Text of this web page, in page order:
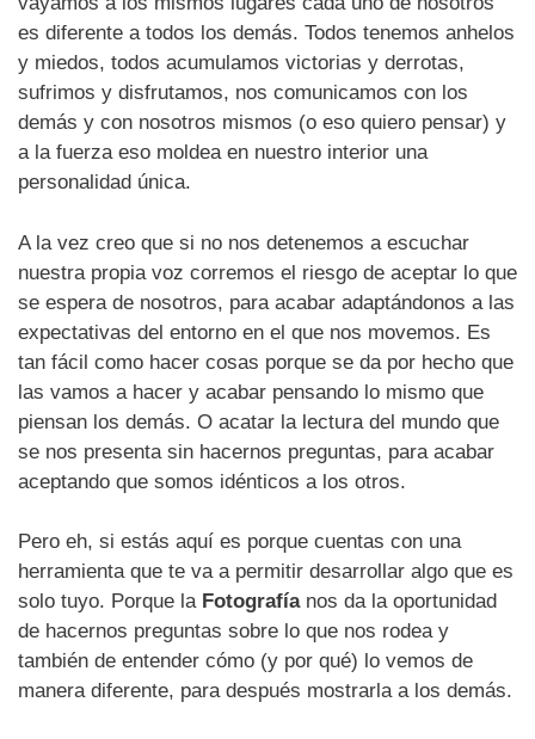
es diferente a todos los demás. Todos tenemos anhelos
y miedos, todos acumulamos victorias y derrotas,
sufrimos y disfrutamos, nos comunicamos con los
demás y con nosotros mismos (o eso quiero pensar) y
a la fuerza eso moldea en nuestro interior una
personalidad única.
A la vez creo que si no nos detenemos a escuchar
nuestra propia voz corremos el riesgo de aceptar lo que
se espera de nosotros, para acabar adaptándonos a las
expectativas del entorno en el que nos movemos. Es
tan fácil como hacer cosas porque se da por hecho que
las vamos a hacer y acabar pensando lo mismo que
piensan los demás. O acatar la lectura del mundo que
se nos presenta sin hacernos preguntas, para acabar
aceptando que somos idénticos a los otros.
Pero eh, si estás aquí es porque cuentas con una
herramienta que te va a permitir desarrollar algo que es
solo tuyo. Porque la Fotografíanos da la oportunidad
de hacernos preguntas sobre lo que nos rodea y
también de entender cómo (y por qué) lo vemos de
manera diferente, para después mostrarla a los demás.